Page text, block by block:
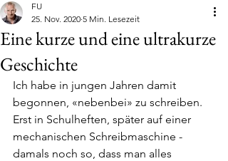
Eine kurze und eine ultrakurze
Geschichte
FU
25. Nov. 2020 5 Min. Lesezeit
Ich habe in jungen Jahren damit
begonnen, «nebenbei» zu schreiben.
Erst in Schulheften, später auf einer
mechanischen Schreibmaschine -
damals noch so, dass man alles